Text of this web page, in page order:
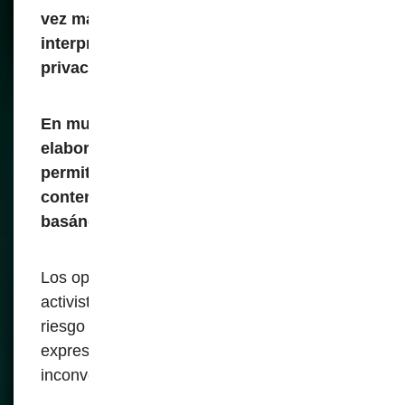
vez más amplias, dejando espacio para la
interpretación arbitraria y la invasion a la
privacidad.
En muchas jurisdicciones, las leyes se
elaboran con un lenguaje vago que
permite a las autoridades eliminar el
contenido o penalizar a las personas
basándose en evaluaciones subjetivas.
Los opositores políticos, periodistas,
activistas y ciudadanos comunes corren el
riesgo de ser silenciados simplemente por
expresar opiniones impopulares o
inconvenientes.